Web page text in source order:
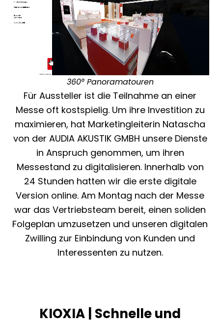
360° Panoramatouren
Für Aussteller ist die Teilnahme an einer
Messe oft kostspielig. Um ihre Investition zu
maximieren, hat Marketingleiterin Natascha
von der AUDIA AKUSTIK GMBH unsere Dienste
in Anspruch genommen, um ihren
Messestand zu digitalisieren. Innerhalb von
24 Stunden hatten wir die erste digitale
Version online. Am Montag nach der Messe
war das Vertriebsteam bereit, einen soliden
Folgeplan umzusetzen und unseren digitalen
Zwilling zur Einbindung von Kunden und
Interessenten zu nutzen.
KIOXIA | Schnelle und